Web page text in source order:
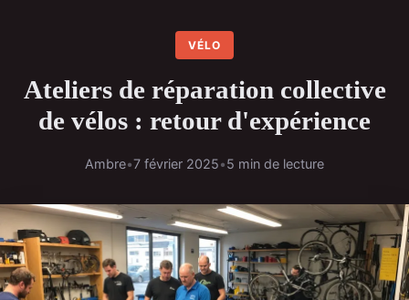
VÉLO
Ateliers de réparation collective
de vélos : retour d'expérience
Ambre•7 février 2025•5 min de lecture